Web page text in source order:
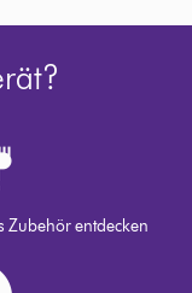
Zubehör entdecken